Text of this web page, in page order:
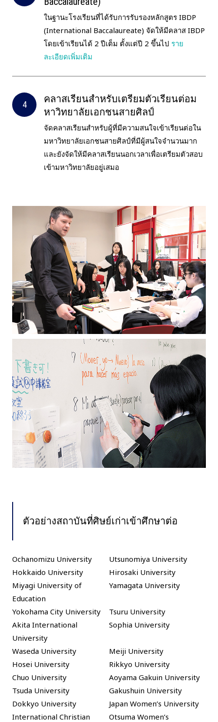
ในฐานะโรงเรียนที่ได้รับการรับรองหลักสูตร IBDP
(International Baccalaureate) จัดให้มีคลาส IBDP
โดยเข้าเรียนได้ 2 ปีเต็ม ตั้งแต่ปี 2 ขึ้นไป ราย
ละเอียดเพิ่มเติม
คลาสเรียนสำหรับเตรียมตัวเรียนต่อม
หาวิทยาลัยเอกชนสายศิลป์
จัดคลาสเรียนสำหรับผู้ที่มีความสนใจเข้าเรียนต่อใน
มหาวิทยาลัยเอกชนสายศิลป์ที่มีผู้สนใจจำนวนมาก
และยังจัดให้มีคลาสเรียนนอกเวลาเพื่อเตรียมตัวสอบ
เข้ามหาวิทยาลัยอยู่เสมอ
ตัวอย่างสถาบันที่ศิษย์เก่าเข้าศึกษาต่อ
Ochanomizu University
Utsunomiya University
Hokkaido University
Hirosaki University
Miyagi University of
Education
Yamagata University
Yokohama City University
Tsuru University
Akita International
University
Sophia University
Waseda University
Meiji University
Hosei University
Rikkyo University
Chuo University
Aoyama Gakuin University
Tsuda University
Gakushuin University
Dokkyo University
Japan Women’s University
International Christian
Otsuma Women’s